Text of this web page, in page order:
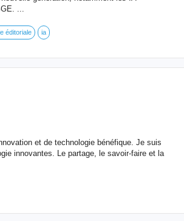
...
éditoriale ia
et de technologie bénéfique. Je suis
innovantes. Le partage, le savoir-faire et la